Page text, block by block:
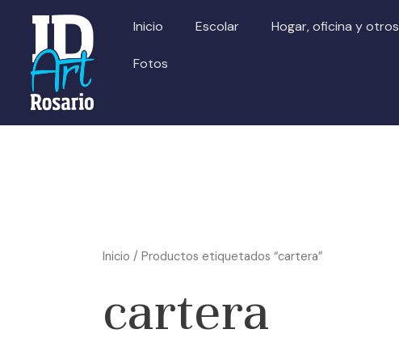
contenido
Inicio Escolar Hogar, oficina y otros
Fotos
Inicio / Productos etiquetados “cartera”
cartera